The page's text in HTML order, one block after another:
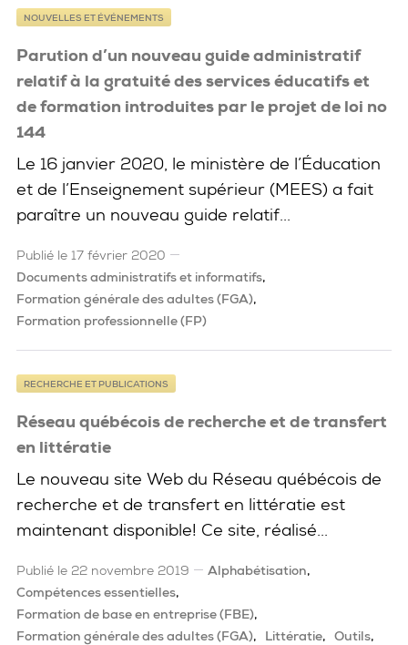
Parution d’un nouveau guide administratif
relatif à la gratuité des services éducatifs et
de formation introduites par le projet de loi no
144
NOUVELLES ET ÉVÉNEMENTS
Le 16 janvier 2020, le ministère de l’Éducation
et de l’Enseignement supérieur (MEES) a fait
paraître un nouveau guide relatif...
Publié le 17 février 2020
Documents administratifs et informatifs
Formation générale des adultes (FGA)
Formation professionnelle (FP)
Réseau québécois de recherche et de transfert
en littératie
RECHERCHE ET PUBLICATIONS
Le nouveau site Web du Réseau québécois de
recherche et de transfert en littératie est
maintenant disponible! Ce site, réalisé...
Publié le 22 novembre 2019
Alphabétisation
Compétences essentielles
Formation de base en entreprise (FBE)
Formation générale des adultes (FGA)
Littératie
Outils